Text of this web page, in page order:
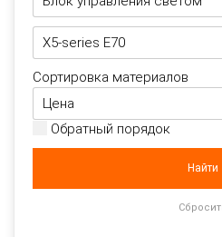
Сортировка материалов
Обратный порядок